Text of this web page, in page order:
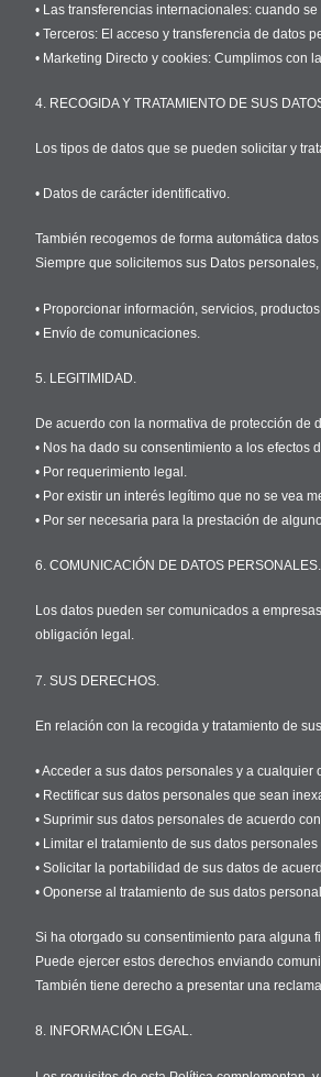
• Las transferencias internacionales: cuando
• Terceros: El acceso y transferencia de datos
• Marketing Directo y cookies: Cumplimos con
4. RECOGIDA Y TRATAMIENTO DE SUS
Los tipos de datos que se pueden solicitar y
• Datos de carácter identificativo.
También recogemos de forma automática
Siempre que solicitemos sus Datos
• Proporcionar información, servicios,
• Envío de comunicaciones.
5. LEGITIMIDAD.
De acuerdo con la normativa de protección de
• Nos ha dado su consentimiento a los
• Por requerimiento legal.
• Por existir un interés legítimo que no se vea
• Por ser necesaria para la prestación de
6. COMUNICACIÓN DE DATOS PERSONALES.
Los datos pueden ser comunicados a
obligación legal.
7. SUS DERECHOS.
En relación con la recogida y tratamiento de
• Acceder a sus datos personales y a
• Rectificar sus datos personales que sean
• Suprimir sus datos personales de acuerdo
• Limitar el tratamiento de sus datos
• Solicitar la portabilidad de sus datos de
• Oponerse al tratamiento de sus datos
Si ha otorgado su consentimiento para alguna
Puede ejercer estos derechos enviando
También tiene derecho a presentar una
8. INFORMACIÓN LEGAL.